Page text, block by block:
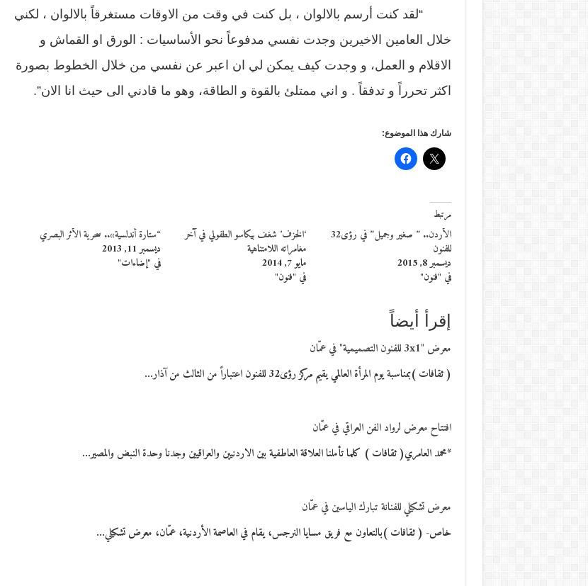
“لقد كنت أرسم بالالوان ، بل كنت في وقت من الاوقات مستغرقاً بالالوان ، لكني
خلال العامين الاخيرين وجدت نفسي مدفوعاً نحو الأساسيات : الورق او القماش و
الاقلام و العمل، و وجدت كيف يمكن لي ان اعبر عن نفسي من خلال الخطوط بصورة
اكثر تحرراً و تدفقاً . و اني ممتلئ بالقوة و الطاقة، وهو ما قادني الى حيث انا الان”.
شارك هذا الموضوع:
مرتبط
الأردن.. ” صغير وجميل” في رؤى32
للفنون
ديسمبر 8, 2015
في "فنون"
‘الخزف’ شغف بيكاسو الطفولي في آخر
مغامراته اللامتناهية
مايو 7, 2014
في "فنون"
“ستارة أندلسية».. سحرية الأثر البصري
ديسمبر 11, 2013
في "إضاءات"
إقرأ أيضاً
معرض "3x1 للفنون التصميمية" في عمّان
( ثقافات )بمناسبة يوم المرأة العالمي يقيم مركز رؤى32 للفنون اعتباراً من الثالث من آذار…
افتتاح معرض لرواد الفن العراقي في عمّان
*محمد العامري( ثقافات ) كلما تأملنا العلاقة العاطفية بين الاردنيين والعراقيين وجدنا وحدة النبض والمصير…
معرض تشكيلي للفنانة تبارك الياسين في عمّان
خاص- ( ثقافات )بالتعاون مع فريق مسايا النرجس، يقام في العاصمة الأردنية، عمّان، معرض تشكيلي…